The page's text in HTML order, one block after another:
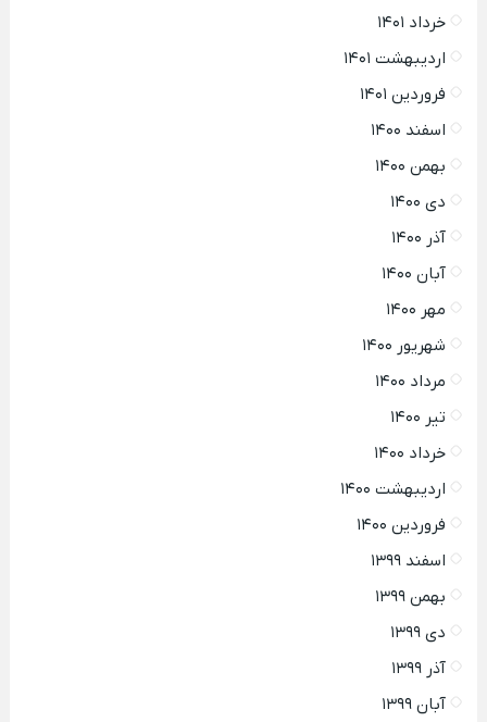
خرداد ۱۴۰۱
اردیبهشت ۱۴۰۱
فروردین ۱۴۰۱
اسفند ۱۴۰۰
بهمن ۱۴۰۰
دی ۱۴۰۰
آذر ۱۴۰۰
آبان ۱۴۰۰
مهر ۱۴۰۰
شهریور ۱۴۰۰
مرداد ۱۴۰۰
تیر ۱۴۰۰
خرداد ۱۴۰۰
اردیبهشت ۱۴۰۰
فروردین ۱۴۰۰
اسفند ۱۳۹۹
بهمن ۱۳۹۹
دی ۱۳۹۹
آذر ۱۳۹۹
آبان ۱۳۹۹